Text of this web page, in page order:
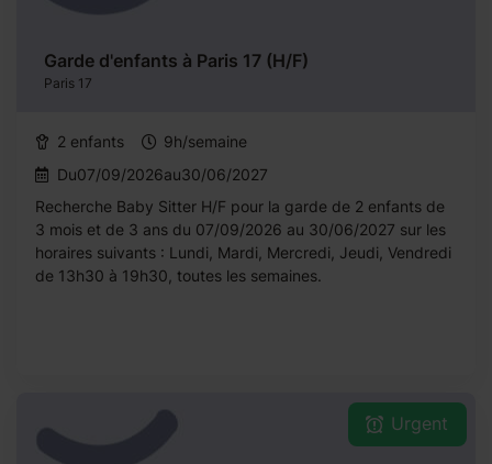
Garde d'enfants à Paris 17 (H/F)
Paris 17
2 enfants
9h/semaine
Du07/09/2026au30/06/2027
Recherche Baby Sitter H/F pour la garde de 2 enfants de
3 mois et de 3 ans du 07/09/2026 au 30/06/2027 sur les
horaires suivants : Lundi, Mardi, Mercredi, Jeudi, Vendredi
de 13h30 à 19h30, toutes les semaines.
Urgent